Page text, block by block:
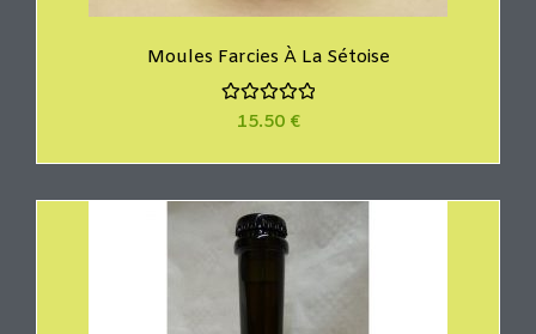
Moules Farcies À La Sétoise
e
s
15.50 €